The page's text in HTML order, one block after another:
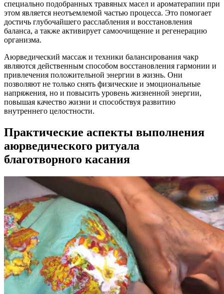
специально подобранных травяных масел и ароматерапии при
этом является неотъемлемой частью процесса. Это помогает
достичь глубочайшего расслабления и восстановления
баланса, а также активирует самоочищение и регенерацию
организма.
Аюрведический массаж и техники балансирования чакр
являются действенным способом восстановления гармонии и
привлечения положительной энергии в жизнь. Они
позволяют не только снять физические и эмоциональные
напряжения, но и повысить уровень жизненной энергии,
повышая качество жизни и способствуя развитию
внутреннего целостности.
Практические аспекты выполнения
аюрведического ритуала
благотворного касания